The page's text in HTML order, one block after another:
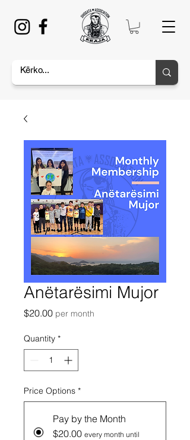
Anëtarësimi Mujor
$20.00Price
per month
Quantity *
Price Options *
Pay by the Month
$20.00 every month until